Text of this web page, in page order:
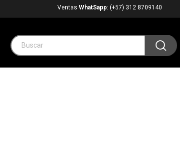
Ventas WhatSapp: (+57) 312 8709140